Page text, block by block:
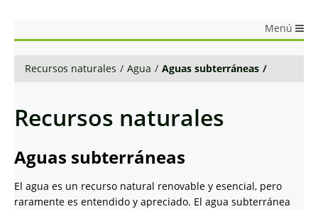
Menú
Recursos naturales / Agua / Aguas subterráneas /
Recursos naturales
Aguas subterráneas
El agua es un recurso natural renovable y esencial, pero
raramente es entendido y apreciado. El agua subterránea